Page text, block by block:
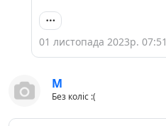
01 листопада 2023р. 07:51
M
Без коліс :(